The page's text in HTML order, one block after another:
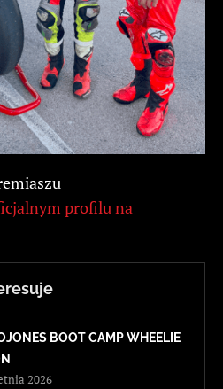
profilu na
BOOT CAMP WHEELIE
2026